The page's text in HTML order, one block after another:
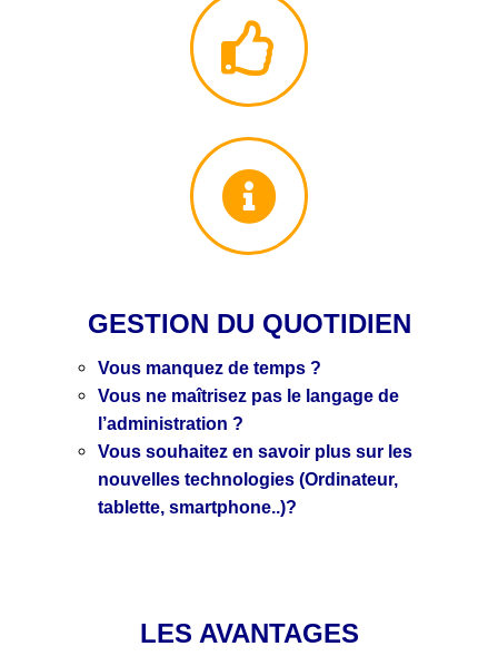
GESTION DU QUOTIDIEN
Vous manquez de temps ?
Vous ne maîtrisez pas le langage de
l’administration ?
Vous souhaitez en savoir plus sur les
nouvelles technologies (Ordinateur,
tablette, smartphone..)?
LES AVANTAGES